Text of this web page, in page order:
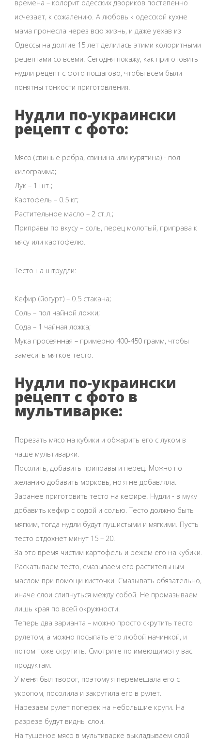
времена – колорит одесских двориков постепенно
исчезает, к сожалению. А любовь к одесской кухне
мама пронесла через всю жизнь, и даже уехав из
Одессы на долгие 15 лет делилась этими колоритными
рецептами со всеми. Сегодня покажу, как приготовить
нудли рецепт с фото пошагово, чтобы всем были
понятны тонкости приготовления.
Нудли по-украински
рецепт с фото:
Мясо (свиные ребра, свинина или курятина) - пол
килограмма;
Лук – 1 шт.;
Картофель – 0.5 кг;
Растительное масло – 2 ст.л.;
Приправы по вкусу – соль, перец молотый, приправа к
мясу или картофелю.
Тесто на штрудли:
Кефир (йогурт) – 0.5 стакана;
Соль – пол чайной ложки;
Сода – 1 чайная ложка;
Мука просеянная – примерно 400-450 грамм, чтобы
замесить мягкое тесто.
Нудли по-украински
рецепт с фото в
мультиварке:
Порезать мясо на кубики и обжарить его с луком в
чаше мультиварки.
Посолить, добавить приправы и перец. Можно по
желанию добавить морковь, но я не добавляла.
Заранее приготовить тесто на кефире. Нудли - в муку
добавить кефир с содой и солью. Тесто должно быть
мягким, тогда нудли будут пушистыми и мягкими. Пусть
тесто отдохнет минут 15 – 20.
За это время чистим картофель и режем его на кубики.
Раскатываем тесто, смазываем его растительным
маслом при помощи кисточки. Смазывать обязательно,
иначе слои слипнуться между собой. Не промазываем
лишь края по всей окружности.
Теперь два варианта – можно просто скрутить тесто
рулетом, а можно посыпать его любой начинкой, и
потом тоже скрутить. Смотрите по имеющимся у вас
продуктам.
У меня был творог, поэтому я перемешала его с
укропом, посолила и закрутила его в рулет.
Нарезаем рулет поперек на небольшие круги. На
разрезе будут видны слои.
На тушеное мясо в мультиварке выкладываем слой